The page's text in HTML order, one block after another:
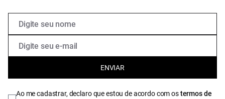
ENVIAR
Ao me cadastrar, declaro que estou de acordo com ostermos de